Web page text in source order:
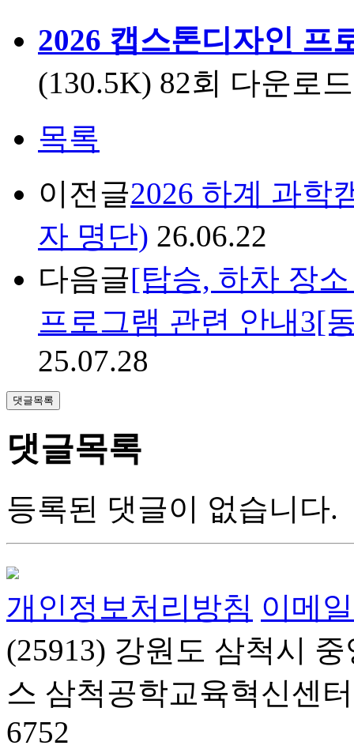
2026 캡스톤디자인 프
(130.5K) 82회 다운로
목록
이전글2026 하계 과학
자 명단) 26.06.22
다음글[탑승, 하차 장소
프로그램 관련 안내3[
25.07.28
댓글목록
댓글목록
등록된 댓글이 없습니다.
개인정보처리방침 이메
(25913) 강원도 삼척시
스 삼척공학교육혁신센터
6752